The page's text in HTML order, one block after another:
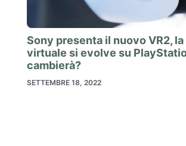
Sony presenta il nuovo VR2,
virtuale si evolve su
cambierà?
SETTEMBRE 18, 2022